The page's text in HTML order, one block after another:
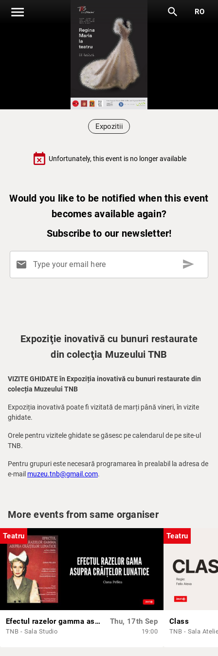
menu search RO
Expozitii
event_busy Unfortunately, this event is no longer available
Would you like to be notified when this event
becomes available again?
Subscribe to our newsletter!
mail Type your email here send
Expoziţie inovativă cu bunuri restaurate
din colecţia Muzeului TNB
VIZITE GHIDATE în Expoziția inovativă cu bunuri restaurate din
colecția Muzeului TNB
Expoziția inovativă poate fi vizitată de marți până vineri, în vizite
ghidate.
Orele pentru vizitele ghidate se găsesc pe calendarul de pe site-ul
TNB.
Pentru grupuri este necesară programarea în prealabil la adresa de
e-mail muzeu.tnb@gmail.com.
More events from same organiser
Teatru
Efectul razelor gamma asupra crăiţelor lunatice
TNB - Sala Studio
Thu, 17th Sep
19:00
Teatru
Class
TNB - Sala